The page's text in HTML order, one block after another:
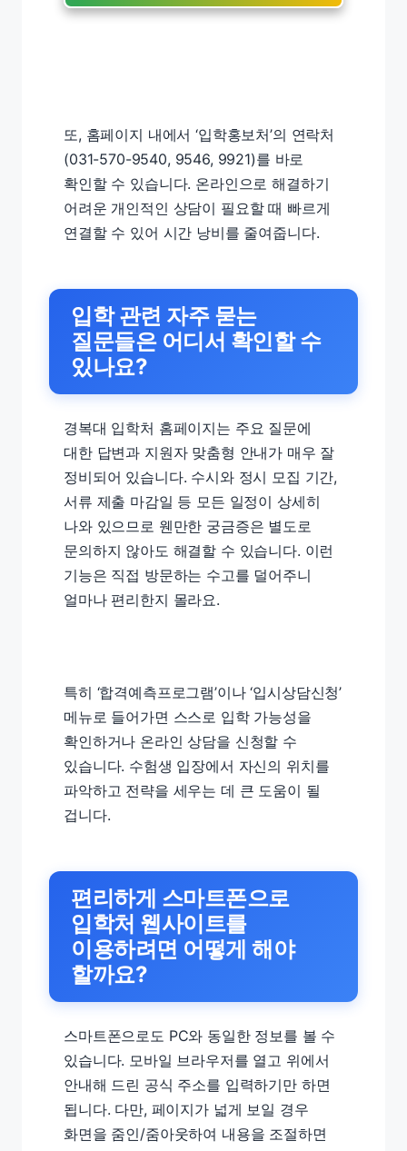
또, 홈페이지 내에서 ‘입학홍보처’의 연락처
(031-570-9540, 9546, 9921)를 바로
확인할 수 있습니다. 온라인으로 해결하기
어려운 개인적인 상담이 필요할 때 빠르게
연결할 수 있어 시간 낭비를 줄여줍니다.
입학 관련 자주 묻는
질문들은 어디서 확인할 수
있나요?
경복대 입학처 홈페이지는 주요 질문에
대한 답변과 지원자 맞춤형 안내가 매우 잘
정비되어 있습니다. 수시와 정시 모집 기간,
서류 제출 마감일 등 모든 일정이 상세히
나와 있으므로 웬만한 궁금증은 별도로
문의하지 않아도 해결할 수 있습니다. 이런
기능은 직접 방문하는 수고를 덜어주니
얼마나 편리한지 몰라요.
특히 ‘합격예측프로그램’이나 ‘입시상담신청’
메뉴로 들어가면 스스로 입학 가능성을
확인하거나 온라인 상담을 신청할 수
있습니다. 수험생 입장에서 자신의 위치를
파악하고 전략을 세우는 데 큰 도움이 될
겁니다.
편리하게 스마트폰으로
입학처 웹사이트를
이용하려면 어떻게 해야
할까요?
스마트폰으로도 PC와 동일한 정보를 볼 수
있습니다. 모바일 브라우저를 열고 위에서
안내해 드린 공식 주소를 입력하기만 하면
됩니다. 다만, 페이지가 넓게 보일 경우
화면을 줌인/줌아웃하여 내용을 조절하면